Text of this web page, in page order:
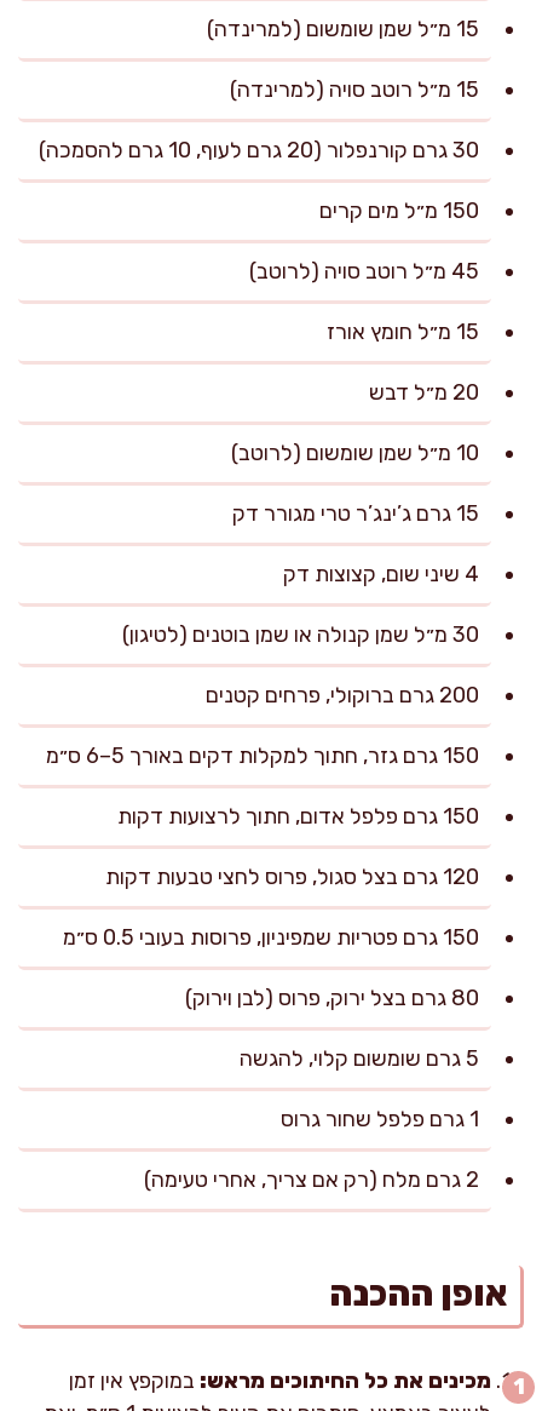
15 מ״ל שמן שומשום (למרינדה)
15 מ״ל רוטב סויה (למרינדה)
30 גרם קורנפלור (20 גרם לעוף, 10 גרם להסמכה)
150 מ״ל מים קרים
45 מ״ל רוטב סויה (לרוטב)
15 מ״ל חומץ אורז
20 מ״ל דבש
10 מ״ל שמן שומשום (לרוטב)
15 גרם ג’ינג’ר טרי מגורר דק
4 שיני שום, קצוצות דק
30 מ״ל שמן קנולה או שמן בוטנים (לטיגון)
200 גרם ברוקולי, פרחים קטנים
150 גרם גזר, חתוך למקלות דקים באורך 5–6 ס״מ
150 גרם פלפל אדום, חתוך לרצועות דקות
120 גרם בצל סגול, פרוס לחצי טבעות דקות
150 גרם פטריות שמפיניון, פרוסות בעובי 0.5 ס״מ
80 גרם בצל ירוק, פרוס (לבן וירוק)
5 גרם שומשום קלוי, להגשה
1 גרם פלפל שחור גרוס
2 גרם מלח (רק אם צריך, אחרי טעימה)
אופן ההכנה
מכינים את כל החיתוכים מראש: במוקפץ אין זמן